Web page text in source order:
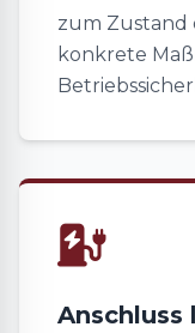
zum Zustand
konkrete